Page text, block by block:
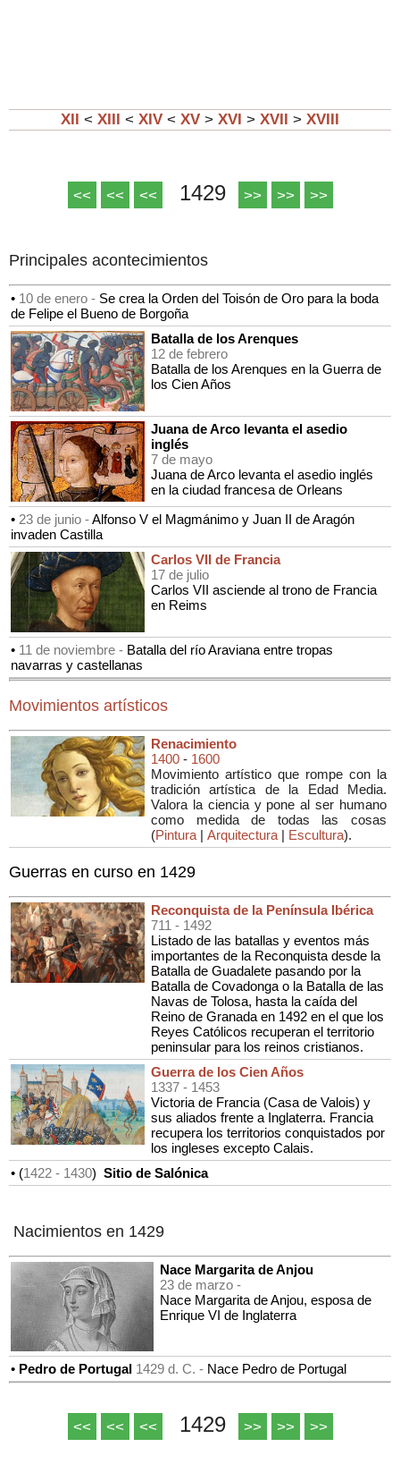
XII < XIII < XIV < XV > XVI > XVII > XVIII
<< << << 1429 >> >> >>
Principales acontecimientos
• 10 de enero - Se crea la Orden del Toisón de Oro para la boda
de Felipe el Bueno de Borgoña
Batalla de los Arenques
12 de febrero
Batalla de los Arenques en la Guerra de
los Cien Años
Juana de Arco levanta el asedio
inglés
7 de mayo
Juana de Arco levanta el asedio inglés
en la ciudad francesa de Orleans
• 23 de junio -Alfonso V el Magmánimo y Juan II de Aragón
invaden Castilla
Carlos VII de Francia
17 de julio
Carlos VII asciende al trono de Francia
en Reims
• 11 de noviembre - Batalla del río Araviana entre tropas
navarras y castellanas
Movimientos artísticos
Renacimiento
1400 - 1600
Movimiento artístico que rompe con la
tradición artística de la Edad Media.
Valora la ciencia y pone al ser humano
como medida de todas las cosas
(Pintura | Arquitectura | Escultura).
Guerras en curso en 1429
Reconquista de la Península Ibérica
711 - 1492
Listado de las batallas y eventos más
importantes de la Reconquista desde la
Batalla de Guadalete pasando por la
Batalla de Covadonga o la Batalla de las
Navas de Tolosa, hasta la caída del
Reino de Granada en 1492 en el que los
Reyes Católicos recuperan el territorio
peninsular para los reinos cristianos.
Guerra de los Cien Años
1337 - 1453
Victoria de Francia (Casa de Valois) y
sus aliados frente a Inglaterra. Francia
recupera los territorios conquistados por
los ingleses excepto Calais.
• (1422 - 1430) Sitio de Salónica
Nacimientos en 1429
Nace Margarita de Anjou
23 de marzo -
Nace Margarita de Anjou, esposa de
Enrique VI de Inglaterra
• Pedro de Portugal 1429 d. C. - Nace Pedro de Portugal
<< << << 1429 >> >> >>